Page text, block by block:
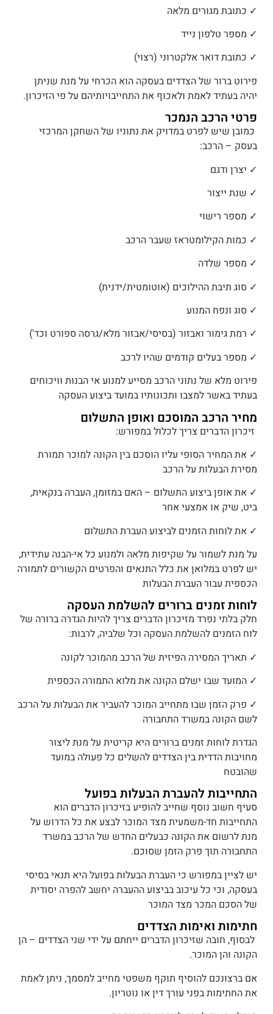
✓ כתובת מגורים מלאה
✓ מספר טלפון נייד
✓ כתובת דואר אלקטרוני (רצוי)
פירוט ברור של הצדדים בעסקה הוא הכרחי על מנת שניתן
יהיה בעתיד לאמת ולאכוף את התחייבויותיהם על פי הזיכרון.
פרטי הרכב הנמכר
כמובן שיש לפרט במדויק את נתוניו של השחקן המרכזי
בעסק – הרכב:
✓ יצרן ודגם
✓ שנת ייצור
✓ מספר רישוי
✓ כמות הקילומטראז שעבר הרכב
✓ מספר שלדה
✓ סוג תיבת ההילוכים (אוטומטית/ידנית)
✓ סוג ונפח המנוע
✓ רמת גימור ואבזור (בסיסי/אבזור מלא/גרסה ספורט וכד')
✓ מספר בעלים קודמים שהיו לרכב
פירוט מלא של נתוני הרכב מסייע למנוע אי הבנות וויכוחים
בעתיד באשר למצבו ותכונותיו במועד ביצוע העסקה
מחיר הרכב המוסכם ואופן התשלום
זיכרון הדברים צריך לכלול במפורש:
✓ את המחיר הסופי עליו הוסכם בין הקונה למוכר תמורת
מסירת הבעלות על הרכב
✓ את אופן ביצוע התשלום – האם במזומן, העברה בנקאית,
ביט, שיק או אמצעי אחר
✓ את לוחות הזמנים לביצוע העברת התשלום
על מנת לשמור על שקיפות מלאה ולמנוע כל אי-הבנה עתידית,
יש לפרט במלואן את כלל התנאים והפרטים הקשורים לתמורה
הכספית עבור העברת הבעלות
לוחות זמנים ברורים להשלמת העסקה
חלק בלתי נפרד מזיכרון הדברים צריך להיות הגדרה ברורה של
לוח הזמנים להשלמת העסקה וכל שלביה, לרבות:
✓ תאריך המסירה הפיזית של הרכב מהמוכר לקונה
✓ המועד שבו ישלם הקונה את מלוא התמורה הכספית
✓ פרק הזמן שבו מתחייב המוכר להעביר את הבעלות על הרכב
לשם הקונה במשרד התחבורה
הגדרת לוחות זמנים ברורים היא קריטית על מנת ליצור
מחויבות הדדית בין הצדדים להשלים כל פעולה במועד
שהובטח
התחייבות להעברת הבעלות בפועל
סעיף חשוב נוסף שחייב להופיע בזיכרון הדברים הוא
התחייבות חד-משמעית מצד המוכר לבצע את כל הדרוש על
מנת לרשום את הקונה כבעלים החדש של הרכב במשרד
התחבורה תוך פרק הזמן שסוכם.
יש לציין במפורש כי העברת הבעלות בפועל היא תנאי בסיסי
בעסקה, וכי כל עיכוב בביצוע ההעברה יחשב להפרה יסודית
של הסכם המכר מצד המוכר
חתימות ואימות הצדדים
לבסוף, חובה שזיכרון הדברים ייחתם על ידי שני הצדדים – הן
הקונה והן המוכר.
אם ברצונכם להוסיף תוקף משפטי מחייב למסמך, ניתן לאמת
את החתימות בפני עורך דין או נוטריון.